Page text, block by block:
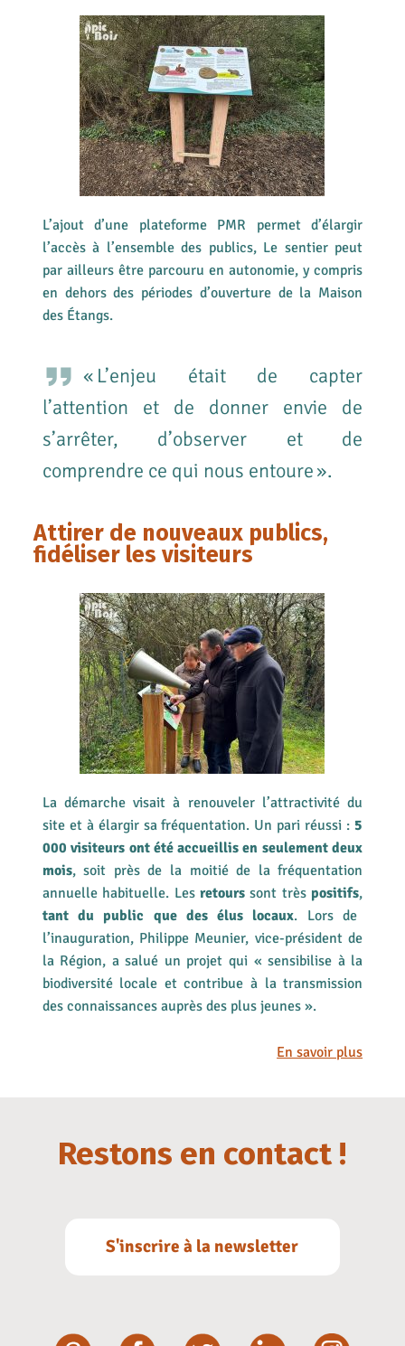
L’ajout d’une plateforme PMR permet d’élargir
l’accès à l’ensemble des publics, Le sentier peut
par ailleurs être parcouru en autonomie, y compris
en dehors des périodes d’ouverture de la Maison
des Étangs.
« L’enjeu était de capter
l’attention et de donner envie de
s’arrêter, d’observer et de
comprendre ce qui nous entoure ».
Attirer de nouveaux publics,
fidéliser les visiteurs
La démarche visait à renouveler l’attractivité du
site et à élargir sa fréquentation. Un pari réussi : 5
000 visiteurs ont été accueillis en seulement deux
mois, soit près de la moitié de la fréquentation
annuelle habituelle. Les retours sont très positifs,
tant du public que des élus locaux. Lors de
l’inauguration, Philippe Meunier, vice-président de
la Région, a salué un projet qui « sensibilise à la
biodiversité locale et contribue à la transmission
des connaissances auprès des plus jeunes ».
En savoir plus
Restons en contact !
S'inscrire à la newsletter